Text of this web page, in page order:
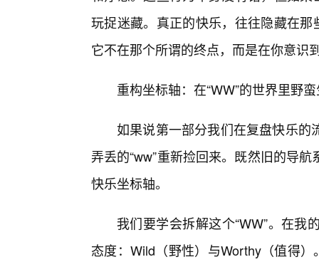
玩捉迷藏。真正的快乐，往往隐藏在
它不在那个所谓的终点，而是在你意识
重构坐标轴：在“WW”的世界里野
如果说第一部分我们在复盘快乐的
弄丢的“ww”重新捡回来。既然旧的导
快乐坐标轴。
我们要学会拆解这个“WW”。在
态度：Wild（野性）与Worthy（值得